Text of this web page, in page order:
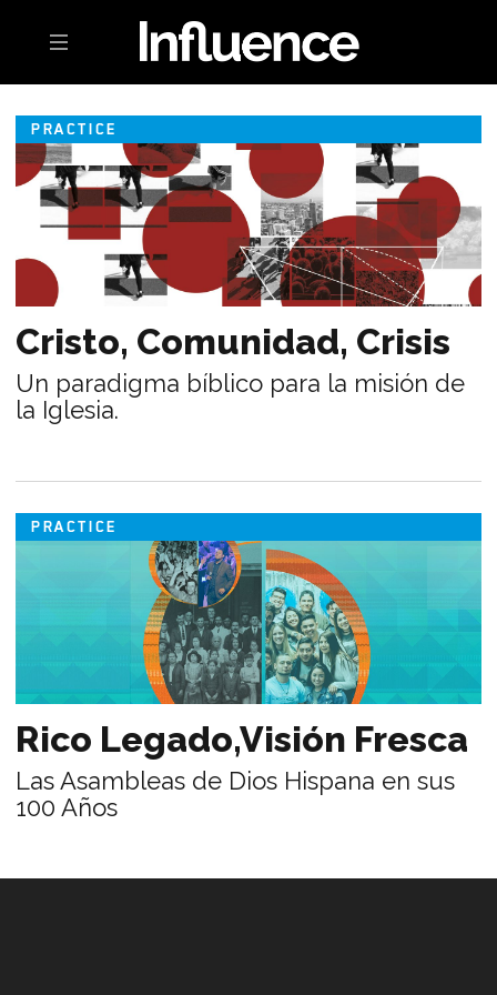
Toggle navigation
PRACTICE
Cristo, Comunidad, Crisis
Un paradigma bíblico para la misión de
la Iglesia.
PRACTICE
Rico Legado,Visión Fresca
Las Asambleas de Dios Hispana en sus
100 Años